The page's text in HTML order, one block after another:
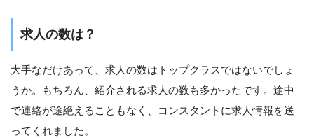
求人の数は？
大手なだけあって、求人の数はトップクラスではないでしょ
うか。もちろん、紹介される求人の数も多かったです。途中
で連絡が途絶えることもなく、コンスタントに求人情報を送
ってくれました。